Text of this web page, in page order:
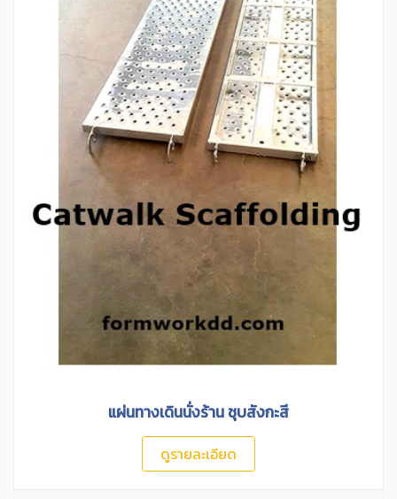
แผ่นทางเดินนั่งร้าน ชุบสังกะสี
ดูรายละเอียด